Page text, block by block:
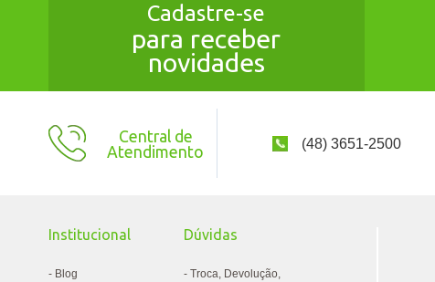
Cadastre-se
para receber
novidades
Central de
Atendimento
(48) 3651-2500
Institucional
Blog
Dúvidas
Troca, Devolução,